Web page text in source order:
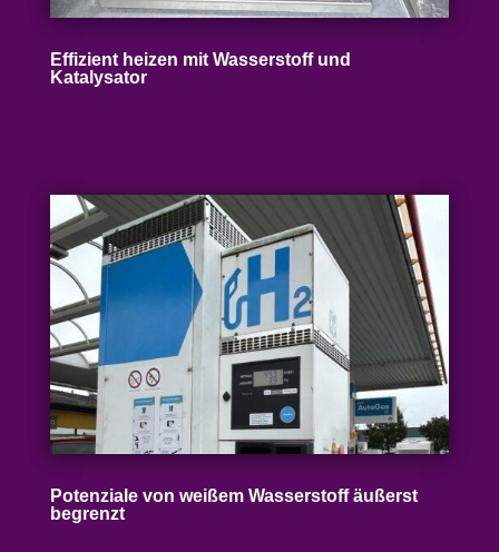
Effizient heizen mit Wasser­stoff und
Katalysator
Poten­ziale von weißem Wasser­stoff äußerst
begrenzt